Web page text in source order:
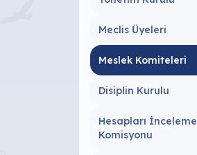
Meclis Üyeleri
Meslek Komiteleri
Disiplin Kurulu
Hesapları İnceleme
Komisyonu